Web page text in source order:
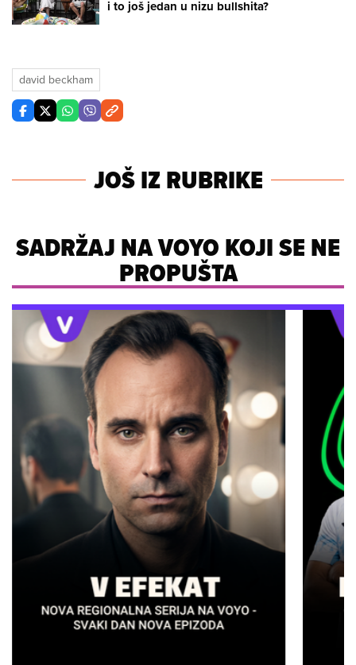
i to još jedan u nizu bullshita?
david beckham
JOŠ IZ RUBRIKE
SADRŽAJ NA VOYO KOJI SE NE
PROPUŠTA